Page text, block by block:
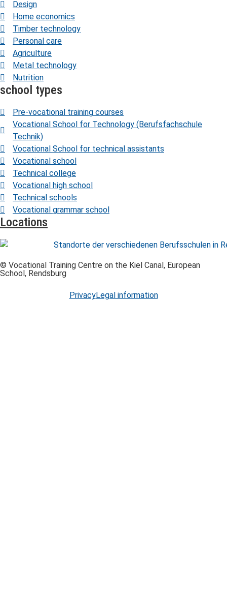
Design
Home economics
Timber technology
Personal care
Agriculture
Metal technology
Nutrition
school types
Pre-vocational training courses
Vocational School for Technology (Berufsfachschule
Technik)
Vocational School for technical assistants
Vocational school
Technical college
Vocational high school
Technical schools
Vocational grammar school
Locations
© Vocational Training Centre on the Kiel Canal, European
School, Rendsburg
PrivacyLegal information